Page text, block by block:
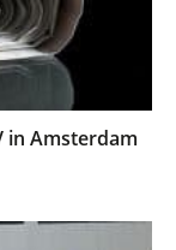
in Amsterdam